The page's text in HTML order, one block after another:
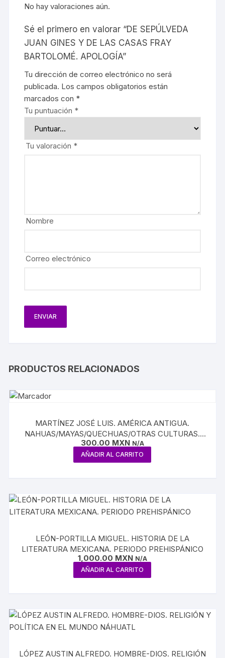
No hay valoraciones aún.
Sé el primero en valorar “DE SEPÚLVEDA
JUAN GINES Y DE LAS CASAS FRAY
BARTOLOMÉ. APOLOGÍA”
Tu dirección de correo electrónico no será
publicada. Los campos obligatorios están
marcados con *
Tu puntuación *
Tu valoración *
Nombre
Correo electrónico
PRODUCTOS RELACIONADOS
MARTÍNEZ JOSÉ LUIS. AMÉRICA ANTIGUA.
NAHUAS/MAYAS/QUECHUAS/OTRAS CULTURAS.
VOLUMEN VI
300.00 MXN N/A
AÑADIR AL CARRITO
LEÓN-PORTILLA MIGUEL. HISTORIA DE LA
LITERATURA MEXICANA. PERIODO PREHISPÁNICO
1,000.00 MXN N/A
AÑADIR AL CARRITO
LÓPEZ AUSTIN ALFREDO. HOMBRE-DIOS. RELIGIÓN